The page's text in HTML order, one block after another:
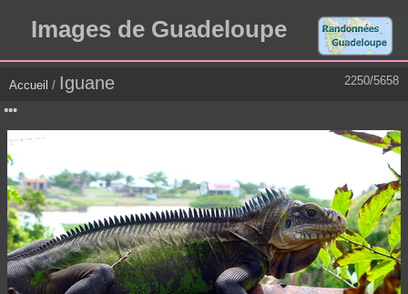
Images de Guadeloupe
2250/5658
Accueil / Iguane